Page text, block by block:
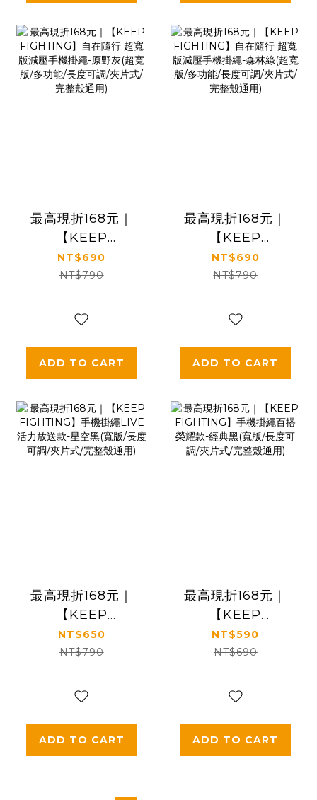
最高現折168元｜
【KEEP
FIGHTING】自在
隨行 超寬版減壓手
版/多功能/長度可
用)
NT$690
NT$790
ADD TO CART
最高現折168元｜
【KEEP
FIGHTING】自在
隨行 超寬版減壓手
版/多功能/長度可
用)
NT$690
NT$790
ADD TO CART
最高現折168元｜
【KEEP
FIGHTING】手機
掛繩LIVE活力放送
度可調/夾片式/完整
NT$650
NT$790
ADD TO CART
最高現折168元｜
【KEEP
FIGHTING】手機
掛繩百搭榮耀款-經
調/夾片式/完整殼通
NT$590
NT$690
ADD TO CART